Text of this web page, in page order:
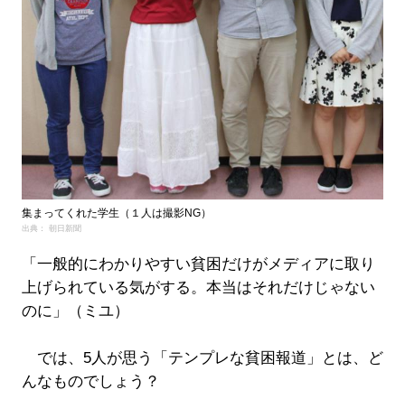
集まってくれた学生（１人は撮影NG）
出典： 朝日新聞
「一般的にわかりやすい貧困だけがメディアに取り
上げられている気がする。本当はそれだけじゃない
のに」（ミユ）
では、5人が思う「テンプレな貧困報道」とは、ど
んなものでしょう？